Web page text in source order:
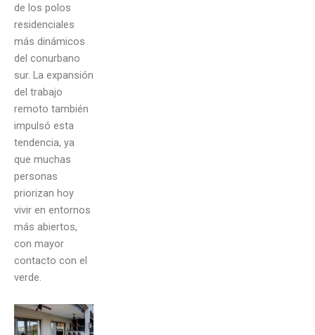
de los polos
residenciales
más dinámicos
del conurbano
sur. La expansión
del trabajo
remoto también
impulsó esta
tendencia, ya
que muchas
personas
priorizan hoy
vivir en entornos
más abiertos,
con mayor
contacto con el
verde.